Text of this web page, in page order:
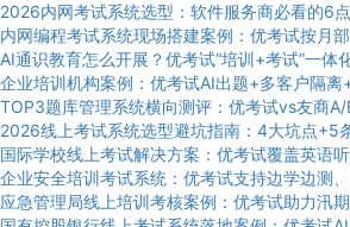
2026内网考试系统选型：软件服务商必看的6
内网编程考试系统现场搭建案例：优考试按月
AI通识教育怎么开展？优考试“培训+考试”一体
企业培训机构案例：优考试AI出题+多客户隔
TOP3题库管理系统横向测评：优考试vs友商
2026线上考试系统选型避坑指南：4大坑点+5
国际学校线上考试解决方案：优考试覆盖英语
企业安全培训考试系统：优考试支持边学边测
应急管理局线上培训考核案例：优考试助力汛